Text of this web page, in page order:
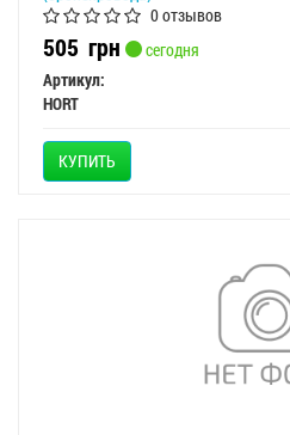
0 отзывов
505 грн
сегодня
Артикул:
HORT
КУПИТЬ